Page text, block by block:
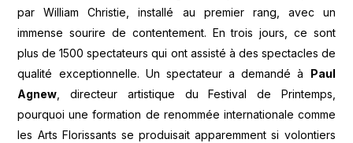
par William Christie, installé au premier rang, avec un
immense sourire de contentement. En trois jours, ce sont
plus de 1500 spectateurs qui ont assisté à des spectacles de
qualité exceptionnelle. Un spectateur a demandé à
Paul
Agnew, directeur artistique du Festival de Printemps,
pourquoi une formation de renommée internationale comme
les Arts Florissants se produisait apparemment si volontiers